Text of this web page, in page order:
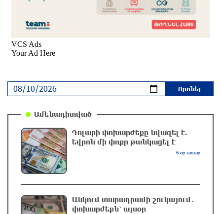
հրդեհի տարածումը
12 ժամ առաջ
Հռոմի պապը կրկին կոչ է արել դադարեցնել
վրեժխնդրությունը․ զինված խումբը
12 ժամ առաջ
Ջրափրկարարները քաղաքացիներին անվնաս
մոտեցրել են ափ․ նրանց կյանքին վտանգ չի
սպառնում
12 ժամ առաջ
Ամենադիտված
Դոլարի փոխարժեքը նվազել է.
եվրոն մի փոքր թանկացել է
6 օր առաջ
Անկում տարադրամի շուկայում․
փոխարժեքն՝ այսօր